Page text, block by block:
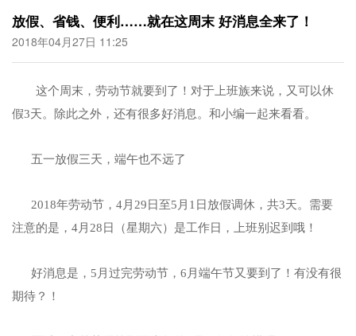
放假、省钱、便利……就在这周末 好消息全来了！
2018年04月27日 11:25
这个周末，劳动节就要到了！对于上班族来说，又可以休
假3天。除此之外，还有很多好消息。和小编一起来看看。
五一放假三天，端午也不远了
2018年劳动节，4月29日至5月1日放假调休，共3天。需要
注意的是，4月28日（星期六）是工作日，上班别迟到哦！
好消息是，5月过完劳动节，6月端午节又要到了！有没有很
期待？！